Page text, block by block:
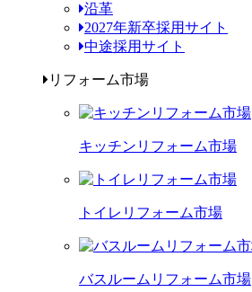
沿革
2027年新卒採用サイト
中途採用サイト
リフォーム市場
キッチンリフォーム市場
トイレリフォーム市場
バスルームリフォーム市場